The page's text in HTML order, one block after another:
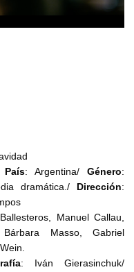
País: Argentina/ Género:
dramática./ Dirección:
Manuel Callau,
Masso, Gabriel
: Iván Gierasinchuk/